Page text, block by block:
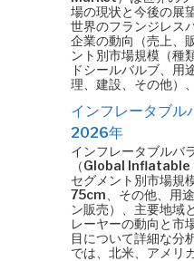
場の現状と今後の展
世界のフランジレス
企業の動向（売上、
ント別市場規模（種
ドシールバルブ、用
理、建設、その他）
インフレータブル
2026年
インフレータブルバ
（Global Inflatable
セグメント別市場規
75cm、その他、用
ン販売）、主要地域
レーヤーの動向と市
目について詳細な分
では、北米、アメリ